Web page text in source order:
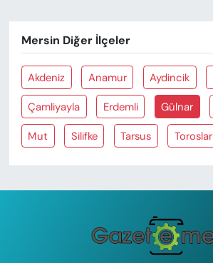
Mersin Diğer İlçeler
Akdeniz Anamur Aydincik
Çamliyayla Erdemli Gülnar
Mut Silifke Tarsus Toroslar